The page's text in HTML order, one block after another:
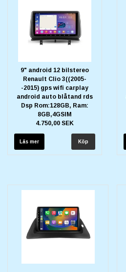
9" android 12 bilstereo
Renault Clio 3((2005-
-2015) gps wifi carplay
android auto blåtand rds
Dsp Rom:128GB, Ram:
8GB,4GSIM
4.750,00 SEK
Läs mer